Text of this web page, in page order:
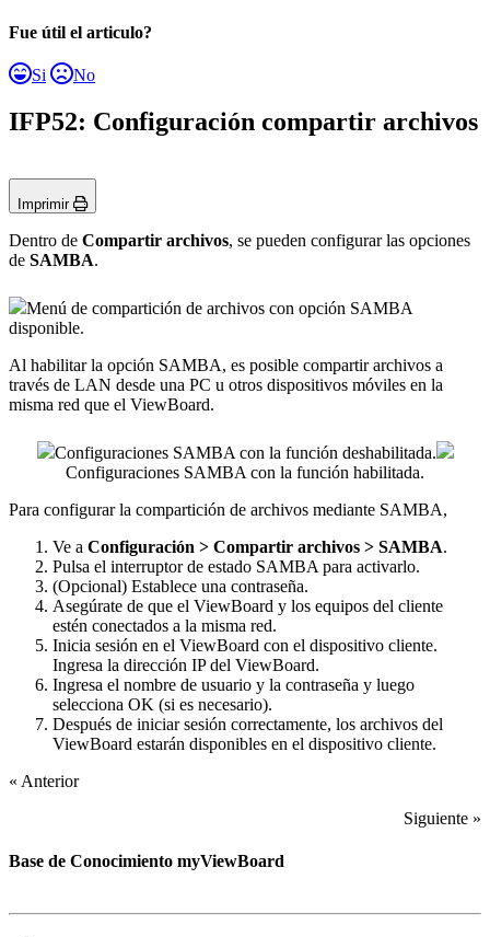
Fue útil el articulo?
Si No
IFP52: Configuración compartir archivos
Imprimir
Dentro de Compartir archivos, se pueden configurar las opciones
de SAMBA.
Menú de compartición de archivos con opción SAMBA
disponible.
Al habilitar la opción SAMBA, es posible compartir archivos a
través de LAN desde una PC u otros dispositivos móviles en la
misma red que el ViewBoard.
Configuraciones SAMBA con la función deshabilitada.
Configuraciones SAMBA con la función habilitada.
Para configurar la compartición de archivos mediante SAMBA,
Ve a Configuración > Compartir archivos > SAMBA.
Pulsa el interruptor de estado SAMBA para activarlo.
(Opcional) Establece una contraseña.
Asegúrate de que el ViewBoard y los equipos del cliente
estén conectados a la misma red.
Inicia sesión en el ViewBoard con el dispositivo cliente.
Ingresa la dirección IP del ViewBoard.
Ingresa el nombre de usuario y la contraseña y luego
selecciona OK (si es necesario).
Después de iniciar sesión correctamente, los archivos del
ViewBoard estarán disponibles en el dispositivo cliente.
« Anterior
Siguiente »
Base de Conocimiento myViewBoard